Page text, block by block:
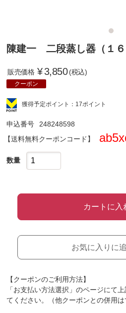
陳建一 二段蒸し器（１６
販売価格 ¥3,850 (税込)
クーポン
獲得予定ポイント：17ポイント
申込番号
248248598
クーポンコード
数量
カートに入
お気に入りに
【クーポンのご利用方法】
「お支払い方法選択」のページにて
てください。（他クーポンとの併用は